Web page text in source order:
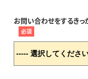
お問い合わせをするきっ
必須